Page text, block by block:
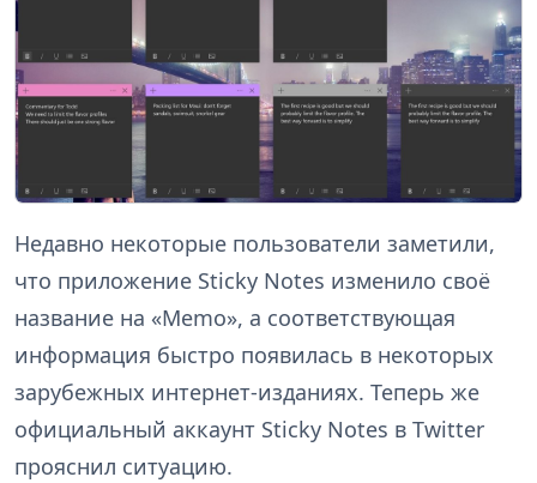
Недавно некоторые пользователи заметили,
что приложение Sticky Notes изменило своё
название на «Memo», а соответствующая
информация быстро появилась в некоторых
зарубежных интернет-изданиях. Теперь же
официальный аккаунт Sticky Notes в Twitter
прояснил ситуацию.